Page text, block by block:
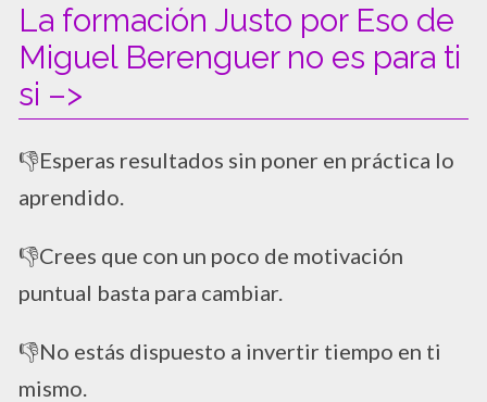
La formación Justo por Eso de
Miguel Berenguer no es para ti
si –>
👎Esperas resultados sin poner en práctica lo
aprendido.
👎Crees que con un poco de motivación
puntual basta para cambiar.
👎No estás dispuesto a invertir tiempo en ti
mismo.